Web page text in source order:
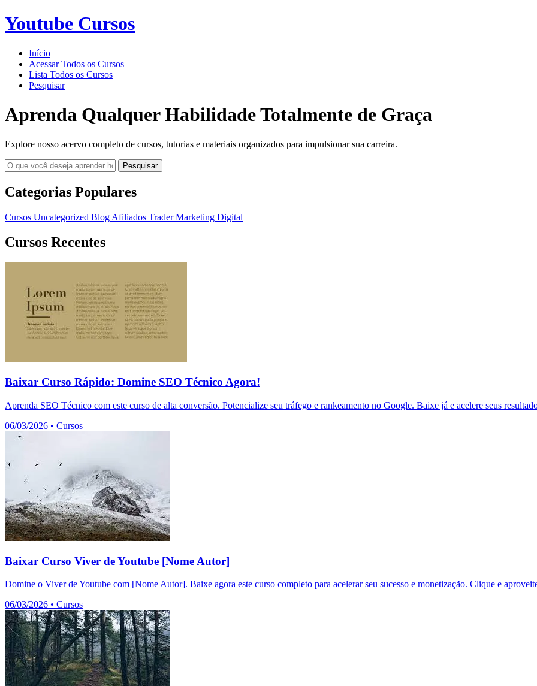
Youtube Cursos
Início
Acessar Todos os Cursos
Lista Todos os Cursos
Pesquisar
Aprenda Qualquer Habilidade Totalmente de Graça
Explore nosso acervo completo de cursos, tutorias e materiais organizados para impulsionar sua carreira.
Pesquisar
Categorias Populares
Cursos Uncategorized Blog Afiliados TraderMarketing Digital
Cursos Recentes
Baixar Curso Rápido: Domine SEO Técnico Agora!
Aprenda SEO Técnico com este curso de alta conversão. Potencialize seu tráfego e rankeamento no Google. Baixe já e acelere seus
06/03/2026 • Cursos
Baixar Curso Viver de Youtube [Nome Autor]
Domine o Viver de Youtube com [Nome Autor]. Baixe agora este curso completo para acelerar seu sucesso e monetização. Clique e
06/03/2026 • Cursos